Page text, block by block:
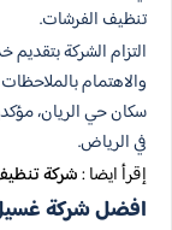
تنظيف الفرشات.
التزام الشركة
والاهتمام
سكان حي الريان،
في الرياض.
إقرأ ايضا :شركة
افضل شركة